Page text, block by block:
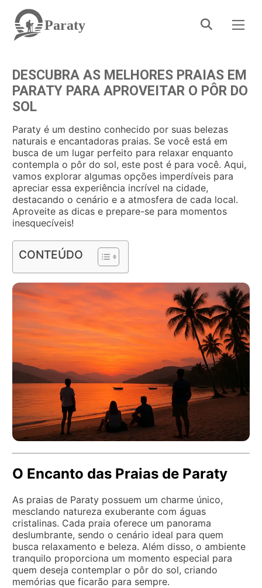
Paraty
DESCUBRA AS MELHORES PRAIAS EM
PARATY PARA APROVEITAR O PÔR DO
SOL
Paraty é um destino conhecido por suas belezas
naturais e encantadoras praias. Se você está em
busca de um lugar perfeito para relaxar enquanto
contempla o pôr do sol, este post é para você. Aqui,
vamos explorar algumas opções imperdíveis para
apreciar essa experiência incrível na cidade,
destacando o cenário e a atmosfera de cada local.
Aproveite as dicas e prepare-se para momentos
inesquecíveis!
CONTEÚDO
O Encanto das Praias de Paraty
As praias de Paraty possuem um charme único,
mesclando natureza exuberante com águas
cristalinas. Cada praia oferece um panorama
deslumbrante, sendo o cenário ideal para quem
busca relaxamento e beleza. Além disso, o ambiente
tranquilo proporciona um momento especial para
quem deseja contemplar o pôr do sol, criando
memórias que ficarão para sempre.